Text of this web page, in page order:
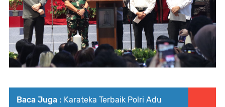
Baca Juga : Karateka Terbaik Polri Adu